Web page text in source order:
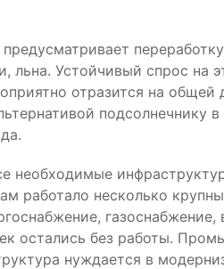
льна. Устойчивый спрос на
отразится на
подсолнечнику
необходимые
работало несколько
остались без работы.
нуждается в